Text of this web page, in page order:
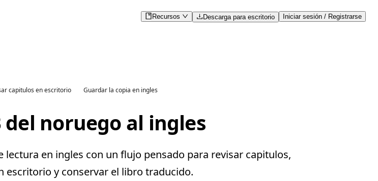
Recursos Descarga para escritorio Iniciar sesión / Registrarse
capitulos en escritorio Guardar la copia en ingles
del noruego al ingles
lectura en ingles con un flujo pensado para revisar capitulos,
escritorio y conservar el libro traducido.